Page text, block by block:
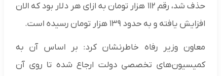
حذف شد، رقم ۱۱۲ هزار تومان به ازای هر دلار بود که الان
افزایش یافته و به حدود ۱۳۹ هزار تومان رسیده است.
معاون وزیر رفاه خاطرنشان کرد: بر اساس آن به
کمیسیون‌های تخصصی دولت ارجاع شده تا روی آن